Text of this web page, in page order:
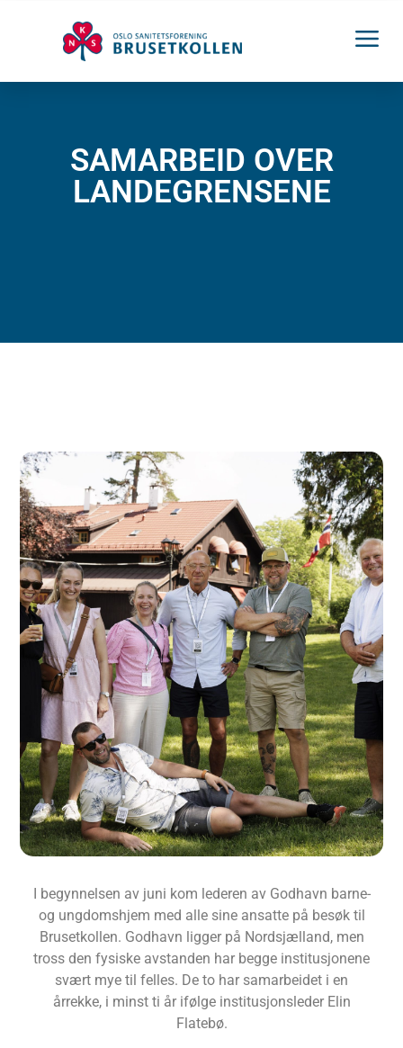
SAMARBEID OVER
LANDEGRENSENE
I begynnelsen av juni kom lederen av Godhavn barne-
og ungdomshjem med alle sine ansatte på besøk til
Brusetkollen. Godhavn ligger på Nordsjælland, men
tross den fysiske avstanden har begge institusjonene
svært mye til felles. De to har samarbeidet i en
årrekke, i minst ti år ifølge institusjonsleder Elin
Flatebø.